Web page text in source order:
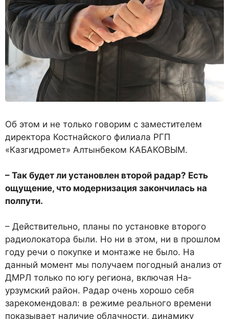
Об этом и не только гово­рим с заместителем
директо­ра Костнайского филиала РГП
«Казгидромет» Алтынбеком КАБАКОВЫМ.
– Так будет ли установлен второй радар? Есть
ощуще­ние, что модернизация закон­чилась на
полпути.
– Действительно, планы по установке второго
радиолока­тора были. Но ни в этом, ни в прошлом
году речи о покупке и монтаже не было. На
данный момент мы получаем погод­ный анализ от
ДМРЛ только по югу региона, включая На­
урзумский район. Радар очень хорошо себя
зарекомендовал: в режиме реального времени
по­казывает наличие облачности, динамику